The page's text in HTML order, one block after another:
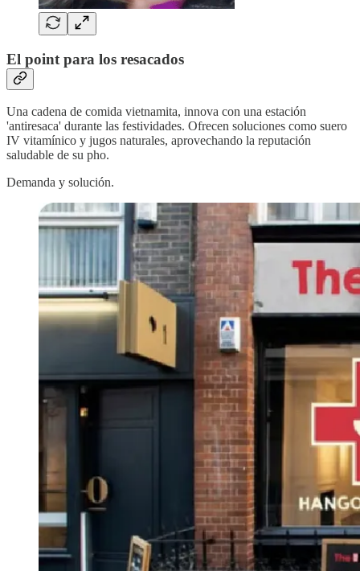
El point para los resacados
Una cadena de comida vietnamita, innova con una estación
'antiresaca' durante las festividades. Ofrecen soluciones como suero
IV vitamínico y jugos naturales, aprovechando la reputación
saludable de su pho.
Demanda y solución.